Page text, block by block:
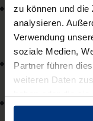
zu können und die
analysieren.
Verwendung
soziale Medien,
Partner führen
weiteren Daten
haben oder die
gesammelt haben.
Dr. Moritz Reese
Helmholtz-
Leipzig
Dr. Nadja
Prof. Dr. Sabine